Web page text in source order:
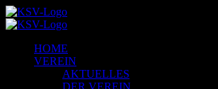
HOME
VEREIN
AKTUELLES
DER VEREIN